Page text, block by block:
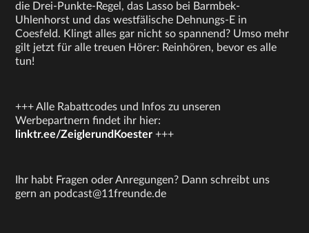
die Drei-Punkte-Regel, das Lasso bei Barmbek-
Uhlenhorst und das westfälische Dehnungs-E in
Coesfeld. Klingt alles gar nicht so spannend? Umso mehr
gilt jetzt für alle treuen Hörer: Reinhören, bevor es alle
tun!
+++ Alle Rabattcodes und Infos zu unseren
Werbepartnern findet ihr hier:
linktr.ee/ZeiglerundKoester +++
Ihr habt Fragen oder Anregungen? Dann schreibt uns
gern an podcast@11freunde.de